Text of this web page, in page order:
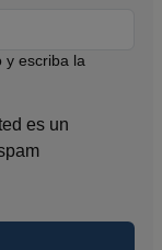
y escriba la
es un